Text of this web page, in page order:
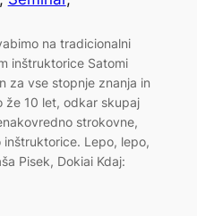
na tradicionalni
inštruktorice Satomi
za vse stopnje znanja in
že 10 let, odkar skupaj
strokovne,
Lepo, lepo,
Pisek, Dokiai Kdaj: